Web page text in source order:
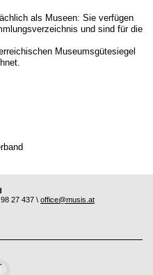
als Museen: Sie verfügen
und sind für die
Museumsgütesiegel
27 437 \ office@musis.at